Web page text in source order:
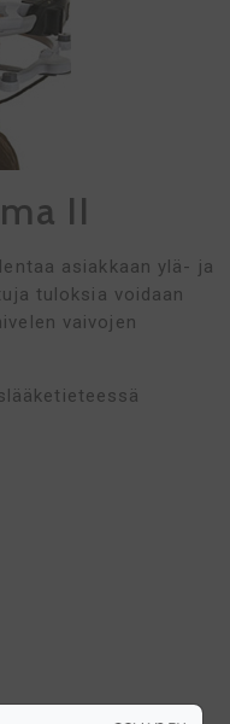
II
asiakkaan ylä- ja
tuloksia voidaan
vaivojen